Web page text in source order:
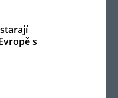
s